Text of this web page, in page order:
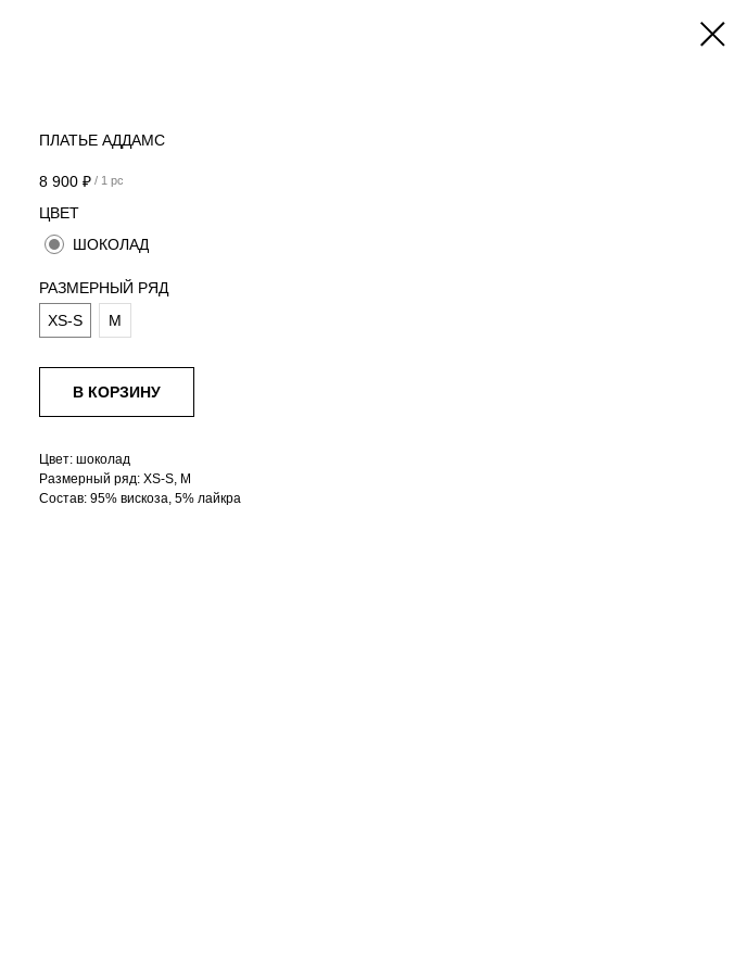
ПЛАТЬЕ АДДАМС
8 900 ₽ / 1 pc
ЦВЕТ
ШОКОЛАД
РАЗМЕРНЫЙ РЯД
XS-S
M
В КОРЗИНУ
Цвет: шоколад
Размерный ряд: XS-S, M
Состав: 95% вискоза, 5% лайкра